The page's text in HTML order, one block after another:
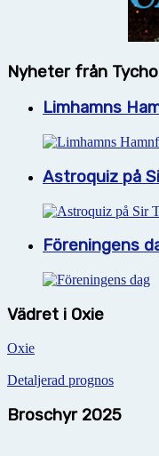
Nyheter från
Limhamns
Astroquiz på
Föreningens
Vädret i Oxie
Oxie
Detaljerad prognos
Broschyr 2025